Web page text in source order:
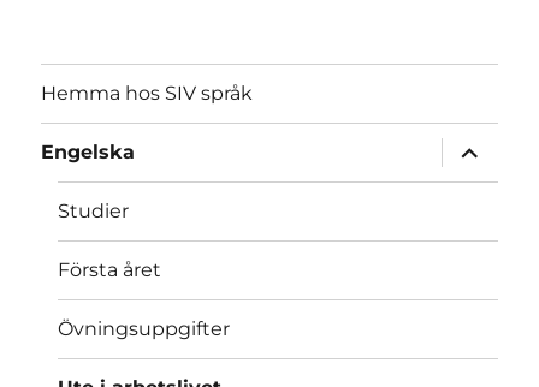
Hemma hos SIV språk
Engelska
Studier
Första året
Övningsuppgifter